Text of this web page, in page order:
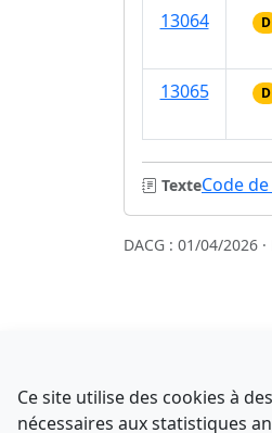
13064
D
13065
D
TexteCode
DACG : 01/04/2026
NATINFo
data.gouv.fr
Ce site utilise des cookies à
nécessaires aux statistiques